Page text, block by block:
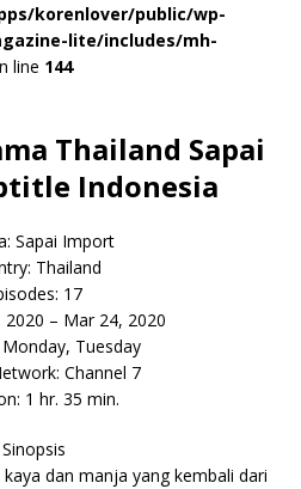
korenlover/public/wp-
lite/includes/mh-
line 144
Thailand Sapai
Indonesia
Sapai Import
Thailand
17
2020 – Mar 24, 2020
Tuesday
Channel 7
1 hr. 35 min.
Sinopsis
dan manja yang kembali dari